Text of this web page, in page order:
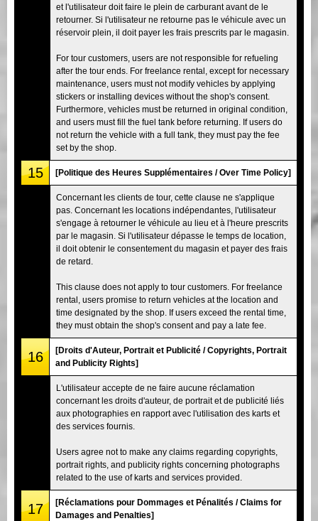
et l'utilisateur doit faire le plein de carburant avant de le
retourner. Si l'utilisateur ne retourne pas le véhicule avec un
réservoir plein, il doit payer les frais prescrits par le magasin.
For tour customers, users are not responsible for refueling
after the tour ends. For freelance rental, except for necessary
maintenance, users must not modify vehicles by applying
stickers or installing devices without the shop's consent.
Furthermore, vehicles must be returned in original condition,
and users must fill the fuel tank before returning. If users do
not return the vehicle with a full tank, they must pay the fee
set by the shop.
15 [Politique des Heures Supplémentaires / Over Time Policy]
Concernant les clients de tour, cette clause ne s'applique
pas. Concernant les locations indépendantes, l'utilisateur
s'engage à retourner le véhicule au lieu et à l'heure prescrits
par le magasin. Si l'utilisateur dépasse le temps de location,
il doit obtenir le consentement du magasin et payer des frais
de retard.
This clause does not apply to tour customers. For freelance
rental, users promise to return vehicles at the location and
time designated by the shop. If users exceed the rental time,
they must obtain the shop's consent and pay a late fee.
16
[Droits d'Auteur, Portrait et Publicité / Copyrights, Portrait
and Publicity Rights]
L'utilisateur accepte de ne faire aucune réclamation
concernant les droits d'auteur, de portrait et de publicité liés
aux photographies en rapport avec l'utilisation des karts et
des services fournis.
Users agree not to make any claims regarding copyrights,
portrait rights, and publicity rights concerning photographs
related to the use of karts and services provided.
17
[Réclamations pour Dommages et Pénalités / Claims for
Damages and Penalties]